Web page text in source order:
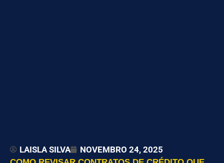
LAISLA SILVA NOVEMBRO 24, 2025